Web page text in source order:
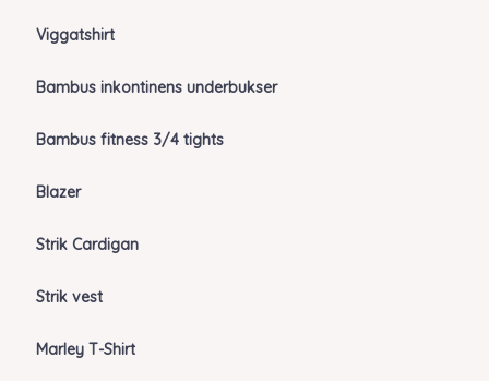
Viggatshirt
Bambus inkontinens underbukser
Bambus fitness 3/4 tights
Blazer
Strik Cardigan
Strik vest
Marley T-Shirt